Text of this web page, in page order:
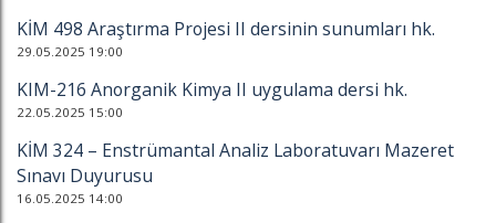
KİM 498 Araştırma Projesi II dersinin sunumları hk.
29.05.2025 19:00
KIM-216 Anorganik Kimya II uygulama dersi hk.
22.05.2025 15:00
KİM 324 – Enstrümantal Analiz Laboratuvarı Mazeret
Sınavı Duyurusu
16.05.2025 14:00